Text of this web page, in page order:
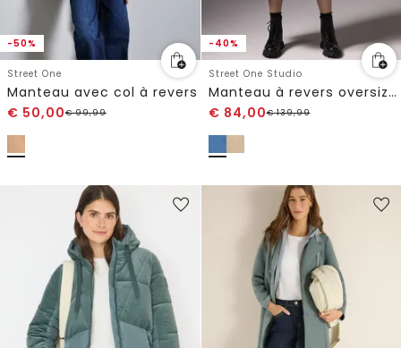
-50%
Street One
Manteau avec col à revers
€ 50,00€99,99
-40%
Street One Studio
Manteau à revers oversized
€ 84,00€139,99